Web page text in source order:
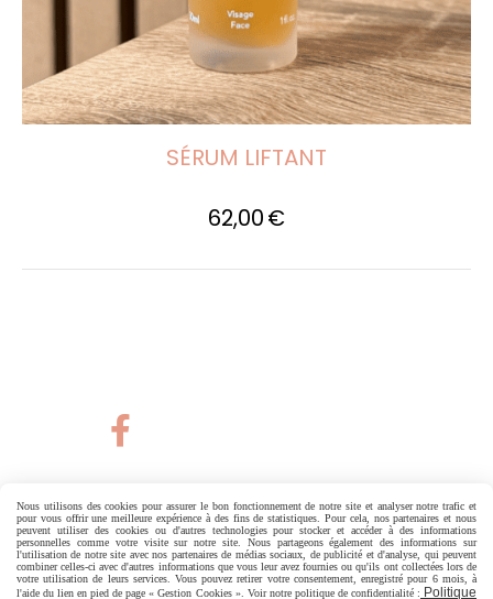
SÉRUM LIFTANT
62,00€

Facebook est désactivé. Autoriser
Nous utilisons des cookies pour assurer le bon fonctionnement de notre site et analyser notre trafic et
pour vous offrir une meilleure expérience à des fins de statistiques. Pour cela, nos partenaires et nous
peuvent utiliser des cookies ou d'autres technologies pour stocker et accéder à des informations
personnelles comme votre visite sur notre site. Nous partageons également des informations sur
l'utilisation de notre site avec nos partenaires de médias sociaux, de publicité et d'analyse, qui peuvent
combiner celles-ci avec d'autres informations que vous leur avez fournies ou qu'ils ont collectées lors de
votre utilisation de leurs services. Vous pouvez retirer votre consentement, enregistré pour 6 mois, à
l'aide du lien en pied de page « Gestion Cookies ». Voir notre politique de confidentialité : Politique